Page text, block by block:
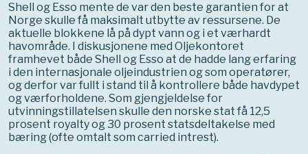
Shell og Esso mente de var den beste garantien for at
Norge skulle få maksimalt utbytte av ressursene. De
aktuelle blokkene lå på dypt vann og i et værhardt
havområde. I diskusjonene med Oljekontoret
framhevet både Shell og Esso at de hadde lang erfaring
i den internasjonale oljeindustrien og som operatører,
og derfor var fullt i stand til å kontrollere både havdypet
og værforholdene. Som gjengjeldelse for
utvinningstillatelsen skulle den norske stat få 12,5
prosent royalty og 30 prosent statsdeltakelse med
bæring (ofte omtalt som carried intrest).